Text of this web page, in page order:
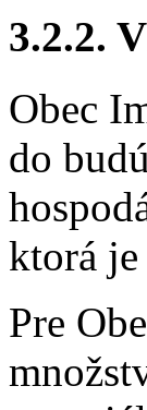
3.2.2.
Obec
do
ktorá
Pre